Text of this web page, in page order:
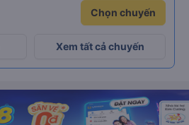
Chọn chuyến
Xem tất cả chuyến